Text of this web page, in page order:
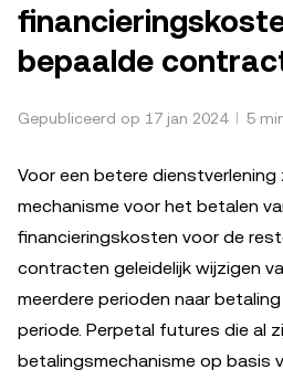
bepaalde
Gepubliceerd op 17 jan 2024 5
Voor een betere dienstverlening
mechanisme voor het betalen
financieringskosten voor de
contracten geleidelijk wijzigen
meerdere perioden naar
periode. Perpetal futures die al
betalingsmechanisme op basis